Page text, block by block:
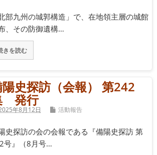
北部九州の城郭構造」で、在地領主層の城館
、その防御遺構…
きを読む
史探訪（会報） 第242
発行
年8月12日 活動報告
史探訪の会の会報である『備陽史探訪 第
号』（8月号…